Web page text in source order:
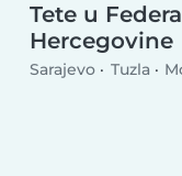
Tete u
Hercegovine
Sarajevo Tuzla